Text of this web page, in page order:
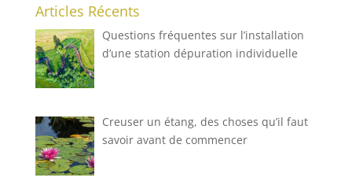
Articles Récents
Questions fréquentes sur l’installation
d’une station dépuration individuelle
Creuser un étang, des choses qu’il faut
savoir avant de commencer